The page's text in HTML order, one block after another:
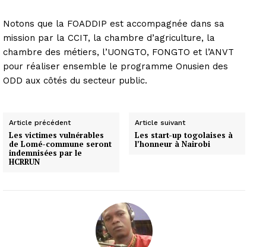
Notons que la FOADDIP est accompagnée dans sa
mission par la CCIT, la chambre d’agriculture, la
chambre des métiers, l’UONGTO, FONGTO et l’ANVT
pour réaliser ensemble le programme Onusien des
ODD aux côtés du secteur public.
Article précédent
Les victimes vulnérables
de Lomé-commune seront
indemnisées par le
HCRRUN
Article suivant
Les start-up togolaises à
l’honneur à Nairobi